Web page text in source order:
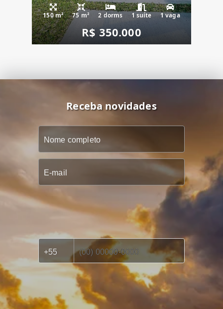
150 m² 75 m² 2 dorms 1 suíte 1 vaga
R$ 350.000
Receba novidades